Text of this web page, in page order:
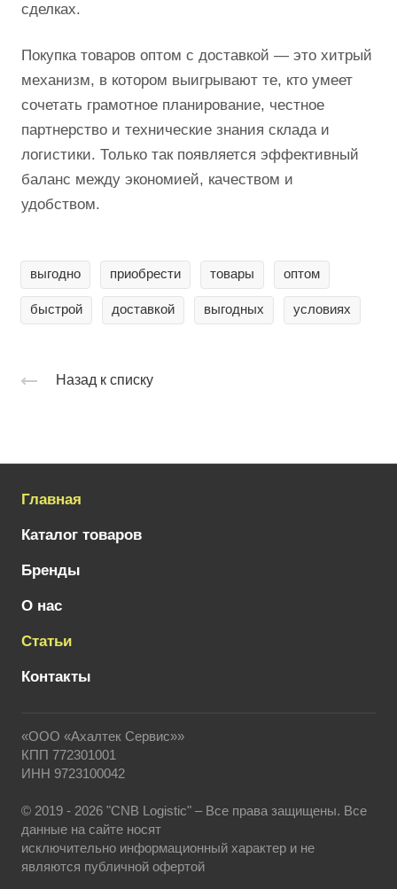
сделках.
Покупка товаров оптом с доставкой — это хитрый
механизм, в котором выигрывают те, кто умеет
сочетать грамотное планирование, честное
партнерство и технические знания склада и
логистики. Только так появляется эффективный
баланс между экономией, качеством и
удобством.
выгодно приобрести товары оптом
быстрой доставкой выгодных условиях
Назад к списку
Главная
Каталог товаров
Бренды
О нас
Статьи
Контакты
«ООО «Ахалтек Сервис»»
КПП 772301001
ИНН 9723100042
© 2019 - 2026 "CNB Logistic" – Все права защищены. Все
данные на сайте носят
исключительно информационный характер и не
являются публичной офертой